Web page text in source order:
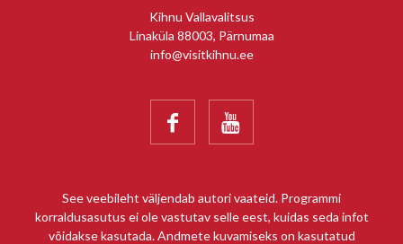
Kihnu Vallavalitsus
Linaküla 88003, Pärnumaa
info@visitkihnu.ee
 
See veebileht väljendab autori vaateid. Programmi
korraldusasutus ei ole vastutav selle eest, kuidas seda infot
võidakse kasutada. Andmete kuvamiseks on kasutatud